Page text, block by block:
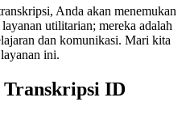
Anda akan menemukan
utilitarian; mereka adalah
dan komunikasi. Mari kita
ini.
ID